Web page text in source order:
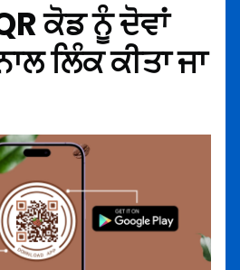
ਕੋਡ ਨੂੰ ਦੋਵਾਂ
ਲਿੰਕ ਕੀਤਾ ਜਾ